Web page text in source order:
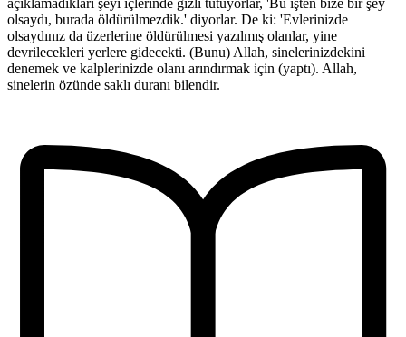
açıklamadıkları şeyi içlerinde gizli tutuyorlar, 'Bu işten bize bir şey
olsaydı, burada öldürülmezdik.' diyorlar. De ki: 'Evlerinizde
olsaydınız da üzerlerine öldürülmesi yazılmış olanlar, yine
devrilecekleri yerlere gidecekti. (Bunu) Allah, sinelerinizdekini
denemek ve kalplerinizde olanı arındırmak için (yaptı). Allah,
sinelerin özünde saklı duranı bilendir.